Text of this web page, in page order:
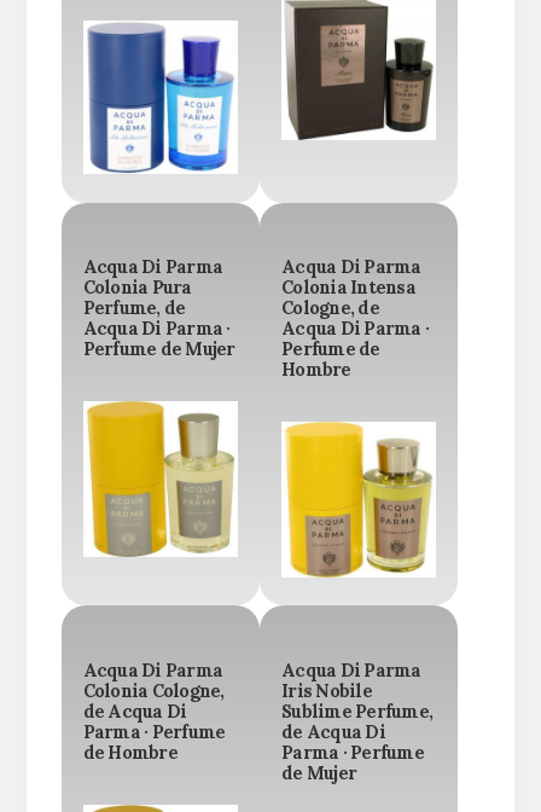
Acqua Di Parma
Colonia Pura
Perfume, de
Acqua Di Parma ·
Perfume de Mujer
Acqua Di Parma
Colonia Intensa
Cologne, de
Acqua Di Parma ·
Perfume de
Hombre
Acqua Di Parma
Colonia Cologne,
de Acqua Di
Parma · Perfume
de Hombre
Acqua Di Parma
Iris Nobile
Sublime Perfume,
de Acqua Di
Parma · Perfume
de Mujer